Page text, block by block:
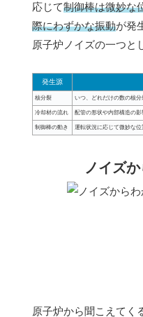
応じて制御棒は微妙な
際にわずかな振動が発
原子炉ノイズの一つと
発生源
核分裂 いつ、どれだけの数の核
冷却材の流れ 配管の形状や内部構造の
制御棒の動き 運転状況に応じて微妙な
ノイズ
原子炉から聞こえてく